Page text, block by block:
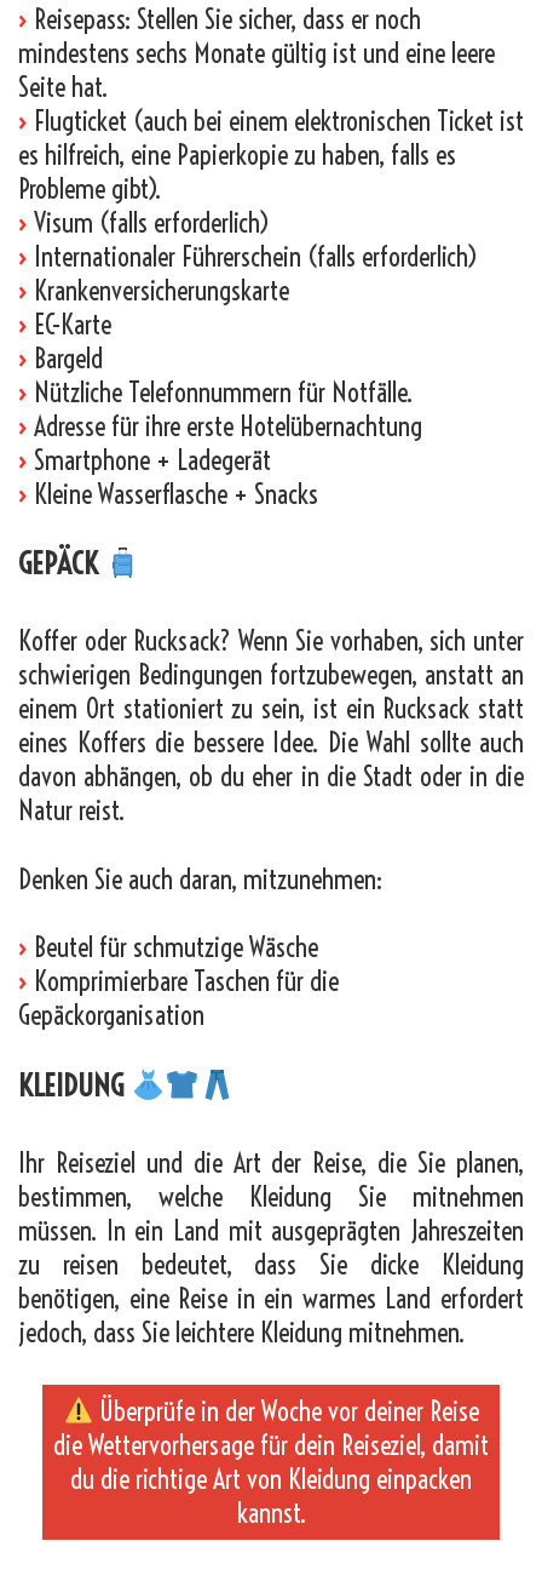
› Reisepass: Stellen Sie sicher, dass er noch
mindestens sechs Monate gültig ist und eine leere
Seite hat.
› Flugticket (auch bei einem elektronischen Ticket ist
es hilfreich, eine Papierkopie zu haben, falls es
Probleme gibt).
› Visum (falls erforderlich)
› Internationaler Führerschein (falls erforderlich)
› Krankenversicherungskarte
› EC-Karte
› Bargeld
› Nützliche Telefonnummern für Notfälle.
› Adresse für ihre erste Hotelübernachtung
› Smartphone + Ladegerät
› Kleine Wasserflasche + Snacks
GEPÄCK
Koffer oder Rucksack? Wenn Sie vorhaben, sich unter
schwierigen Bedingungen fortzubewegen, anstatt an
einem Ort stationiert zu sein, ist ein Rucksack statt
eines Koffers die bessere Idee. Die Wahl sollte auch
davon abhängen, ob du eher in die Stadt oder in die
Natur reist.
Denken Sie auch daran, mitzunehmen:
› Beutel für schmutzige Wäsche
› Komprimierbare Taschen für die
Gepäckorganisation
KLEIDUNG
Ihr Reiseziel und die Art der Reise, die Sie planen,
bestimmen, welche Kleidung Sie mitnehmen
müssen. In ein Land mit ausgeprägten Jahreszeiten
zu reisen bedeutet, dass Sie dicke Kleidung
benötigen, eine Reise in ein warmes Land erfordert
jedoch, dass Sie leichtere Kleidung mitnehmen.
Überprüfe in der Woche vor deiner Reise
die Wettervorhersage für dein Reiseziel, damit
du die richtige Art von Kleidung einpacken
kannst.